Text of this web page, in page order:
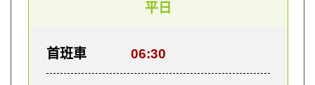
平日
首班車 06:30